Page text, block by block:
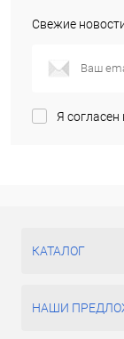
Свежие
Я согласен
КАТАЛОГ
НАШИ